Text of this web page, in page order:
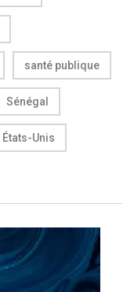
santé publique
Sénégal
États-Unis